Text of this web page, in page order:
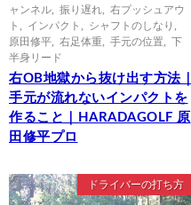
ャンネル
振り遅れ
右プッシュアウ
ト
インパクト シャフトのしなり
原田修平
右足体重 手元の位置
下
半身リード
右OB地獄から抜け出す方法｜
手元が流れないインパクトを
作ること｜HARADAGOLF 原
田修平プロ
ドライバーの打ち方